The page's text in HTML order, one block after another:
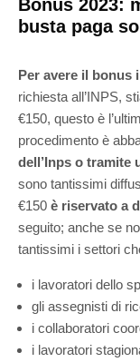
Bonus 2023:
busta paga
Per avere il bonus
richiesta all’INPS,
€150, questo è
procedimento è
dell’Inps o tramite
sono tantissimi
€150 è riservato a
seguito; anche se
tantissimi i settori
i lavoratori dello
gli assegnisti di
i collaboratori
i lavoratori